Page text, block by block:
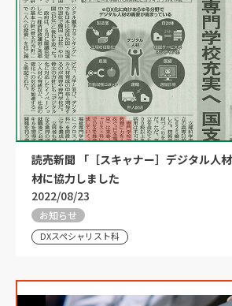
読売新聞 「［スキャナー］デジタル人
材に協力しました
2022/08/23
お知らせ
DXスペシャリスト科